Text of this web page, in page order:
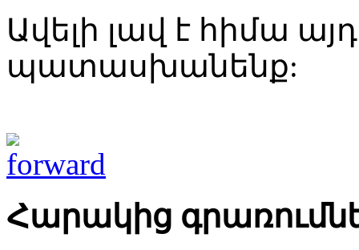
Ավելի լավ է հիմա
պատասխանենք:
Հարակից